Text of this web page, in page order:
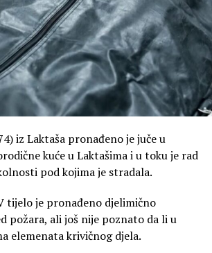
iz Laktaša pronađeno je juče u
kuće u Laktašima i u toku je rad
pod kojima je stradala.
tijelo je pronađeno djelimično
požara, ali još nije poznato da li u
elemenata krivičnog djela.